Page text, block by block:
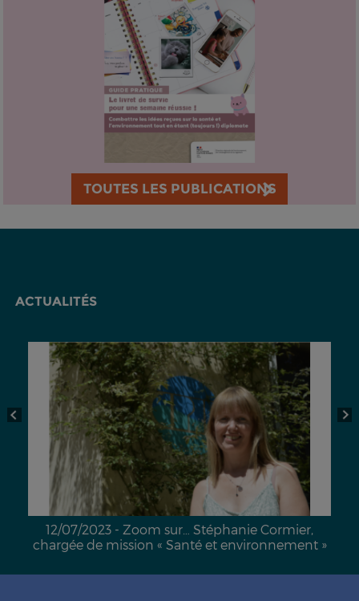
TOUTES LES PUBLICATIONS
ACTUALITÉS
12/07/2023 - Zoom sur… Stéphanie Cormier,
chargée de mission « Santé et environnement »